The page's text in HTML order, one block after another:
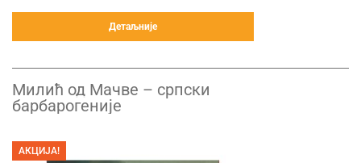
Детаљније
АКЦИЈА!
Милић од Мачве – српски
барбарогеније